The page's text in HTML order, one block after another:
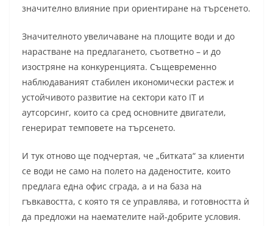
значително влияние при ориентиране на търсенето.
Значителното увеличаване на площите води и до
нарастване на предлагането, съответно – и до
изостряне на конкуренцията. Същевременно
наблюдаваният стабилен икономически растеж и
устойчивото развитие на сектори като IT и
аутсорсинг, които са сред основните двигатели,
генерират темповете на търсенето.
И тук отново ще подчертая, че „битката“ за клиенти
се води не само на полето на даденостите, които
предлага една офис сграда, а и на база на
гъвкавостта, с която тя се управлява, и готовността ѝ
да предложи на наемателите най-добрите условия.